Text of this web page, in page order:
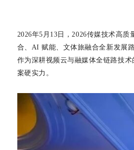
2026年5 月 13 日，2026传媒技术高质
合、 AI赋能、文体旅融合全新发展路
作为深耕视频云与融媒体全链路技术
案硬实力。